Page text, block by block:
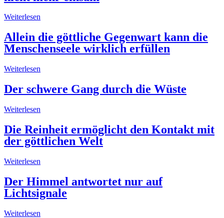
Weiterlesen
Allein die göttliche Gegenwart kann die
Menschenseele wirklich erfüllen
Weiterlesen
Der schwere Gang durch die Wüste
Weiterlesen
Die Reinheit ermöglicht den Kontakt mit
der göttlichen Welt
Weiterlesen
Der Himmel antwortet nur auf
Lichtsignale
Weiterlesen